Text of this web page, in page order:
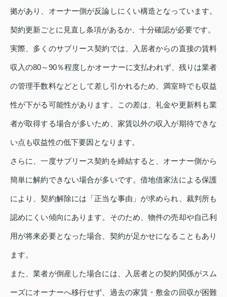
拠があり、オーナー側が反論しにくい構造となっています。
契約更新ごとに見直し条項があるか、十分確認が必要です。
実際、多くのサブリース契約では、入居者からの直接の賃料
収入の80～90％程度しかオーナーに支払われず、残りは業者
の管理手数料などとして差し引かれるため、満室時でも収益
性が下がる可能性があります。この差は、礼金や更新料も業
者が取得する場合が多いため、家賃以外の収入が期待できな
い点も収益性の低下要因となります。
さらに、一度サブリース契約を締結すると、オーナー側から
簡単に解約できない場合が多いです。借地借家法による保護
により、契約解除には「正当な事由」が求められ、裁判所も
認めにくい傾向にあります。そのため、物件の売却や自己利
用が将来必要となった場合、契約が足かせになることもあり
ます。
また、業者が倒産した場合には、入居者との契約関係がスム
ーズにオーナーへ移行せず、過去の家賃・敷金の回収が困難